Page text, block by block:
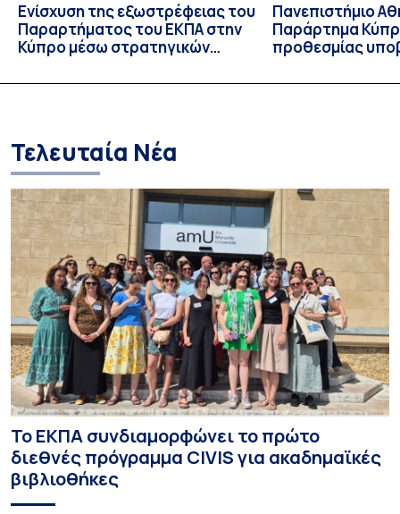
Ενίσχυση της εξωστρέφειας του
Παραρτήματος του ΕΚΠΑ στην
Κύπρο μέσω στρατηγικών
Πανεπιστήμιο
Παράρτημα
προθεσμίας
υποψηφίων
Τελευταία Νέα
Το ΕΚΠΑ συνδιαμορφώνει το πρώτο
διεθνές πρόγραμμα CIVIS για ακαδημαϊκές
βιβλιοθήκες